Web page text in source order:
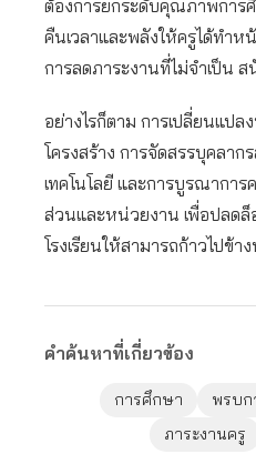
ต้องการยกระดับคุณภาพการ
คืนเวลาและพลังให้ครูได้ทำห
การลดภาระงานที่ไม่จำเป็น
อย่างไรก็ตาม การเปลี่ยนแปล
โครงสร้าง การจัดสรรบุคลา
เทคโนโลยี และการบูรณากา
ส่วนและหน่วยงาน เพื่อปลด
โรงเรียนให้สามารถก้าวไปข้
คำค้นหาที่เกี่ยวข้อง
การศึกษา พรบก
ภาระงานครู